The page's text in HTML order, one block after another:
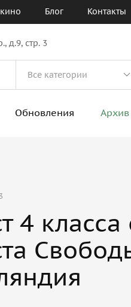
Блог Контакты
д.9, стр. 3
Обновления Архив
4